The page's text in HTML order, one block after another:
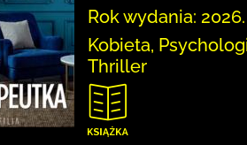
Rok wydania: 2026.
Kobieta,
Thriller